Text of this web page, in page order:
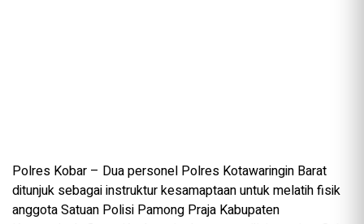
‎Polres Kobar – Dua personel Polres Kotawaringin Barat
ditunjuk sebagai instruktur kesamaptaan untuk melatih fisik
anggota Satuan Polisi Pamong Praja Kabupaten